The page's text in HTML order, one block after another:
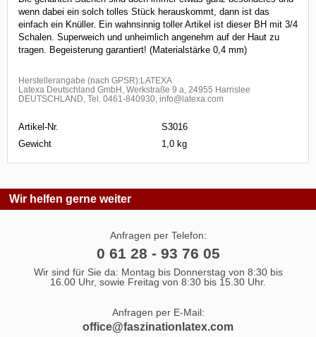
wenn dabei ein solch tolles Stück herauskommt, dann ist das
einfach ein Knüller. Ein wahnsinnig toller Artikel ist dieser BH mit 3/4
Schalen. Superweich und unheimlich angenehm auf der Haut zu
tragen. Begeisterung garantiert! (Materialstärke 0,4 mm)
Herstellerangabe (nach GPSR):LATEXA
Latexa Deutschland GmbH, Werkstraße 9 a, 24955 Harrislee
DEUTSCHLAND, Tel. 0461-840930, info@latexa.com
Artikel-Nr.
S3016
Gewicht
1,0 kg
Wir helfen gerne weiter
Anfragen per Telefon:
0 61 28 - 93 76 05
Wir sind für Sie da: Montag bis Donnerstag von 8:30 bis
16.00 Uhr, sowie Freitag von 8:30 bis 15.30 Uhr.
Anfragen per E-Mail:
office@faszinationlatex.com